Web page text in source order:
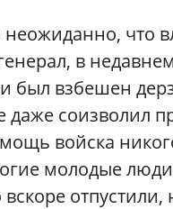
что
в
был взбешен
соизволил
войска
молодые
отпустили,